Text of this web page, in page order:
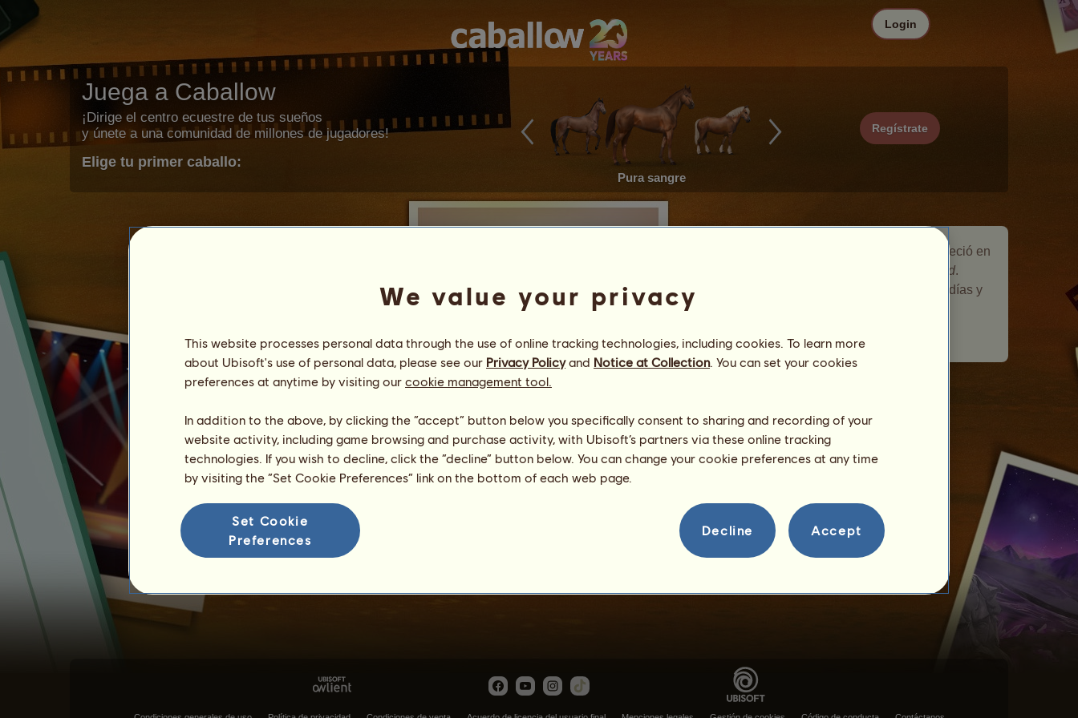
Juega a Caballow
¡Dirige el centro ecuestre de tus sueños
y únete a una comunidad de millones de jugadores!
Elige tu primer caballo:
Pura sangre
Regístrate
Login
Hermes
Hermes es un caballo errante que apareció en
Comunidad.
Permaneció en tu ganadería durante 5 días y
Número de jugadores visitados:
We value your privacy
This website processes personal data through the use of online tracking technologies, including cookies. To learn more
about Ubisoft's use of personal data, please see our Privacy Policyand Notice at Collection. You can set your cookies
preferences at anytime by visiting our cookie management tool.
In addition to the above, by clicking the “accept” button below you specifically consent to sharing and recording of your
website activity, including game browsing and purchase activity, with Ubisoft’s partners via these online tracking
technologies. If you wish to decline, click the “decline” button below. You can change your cookie preferences at any time
by visiting the “Set Cookie Preferences” link on the bottom of each web page.
Set Cookie
Preferences
Decline Accept